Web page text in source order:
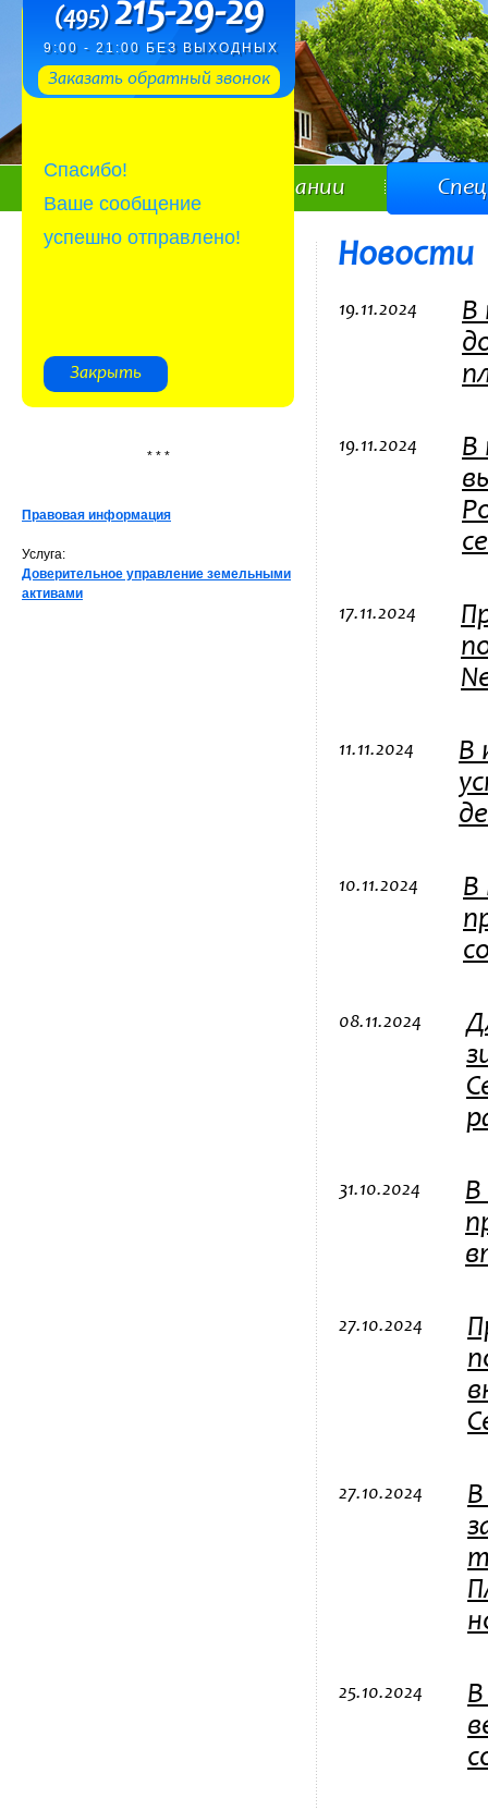
Спасибо!
Ваше сообщение
успешно отправлено!
(495)215-29-29
9:00 - 21:00 БЕЗ ВЫХОДНЫХ
Заказать обратный звонок
О компании
Новости
19.11.2024
В
19.11.2024
В
17.11.2024
11.11.2024
В
10.11.2024
В
08.11.2024
31.10.2024
В
27.10.2024
27.10.2024
25.10.2024
* * *
Правовая информация
Услуга:
Доверительное управление земельными
активами